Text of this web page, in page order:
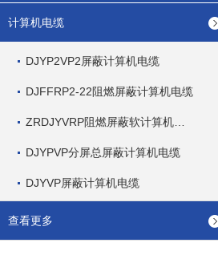
计算机电缆
DJYP2VP2屏蔽计算机电缆
DJFFRP2-22阻燃屏蔽计算机电缆
DJYPVP分屏总屏蔽计算机电缆
DJYVP屏蔽计算机电缆
查看更多